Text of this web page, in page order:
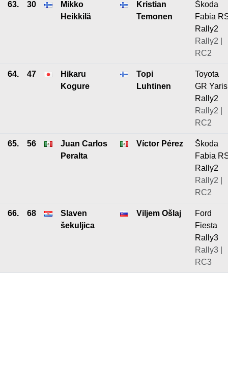
63. 30
Mikko
Heikkilä
Kristian
Temonen
Škoda
Fabia
Rally2
Rally2 |
RC2
64. 47
Hikaru
Kogure
Topi
Luhtinen
Toyota
GR Yaris
Rally2
Rally2 |
RC2
65. 56
Juan Carlos
Peralta
Víctor Pérez
Škoda
Fabia
Rally2
Rally2 |
RC2
66. 68
Slaven
šekuljica
Viljem Ošlaj
Ford
Fiesta
Rally3
Rally3 |
RC3